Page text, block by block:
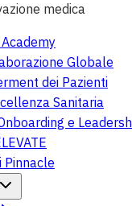
medica
Globale
dei Pazienti
Sanitaria
e
Pinnacle